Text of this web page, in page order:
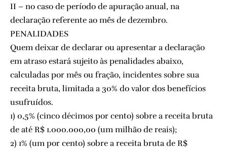
II – no caso de período de apuração anual, na
declaração referente ao mês de dezembro.
PENALIDADES
Quem deixar de declarar ou apresentar a declaração
em atraso estará sujeito às penalidades abaixo,
calculadas por mês ou fração, incidentes sobre sua
receita bruta, limitada a 30% do valor dos benefícios
usufruídos.
1) 0,5% (cinco décimos por cento) sobre a receita bruta
de até R$ 1.000.000,00 (um milhão de reais);
2) 1% (um por cento) sobre a receita bruta de R$